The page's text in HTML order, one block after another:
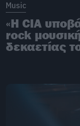
Music
«H CIA
rock
δεκαετίας